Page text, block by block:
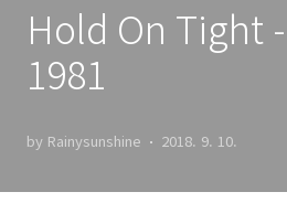
Hold On Tight
1981
by Rainysunshine 2018. 9. 10.